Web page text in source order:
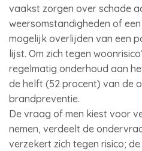
vaakst zorgen over schade
weersomstandigheden of
mogelijk overlijden van een
lijst. Om zich tegen
regelmatig onderhoud aan
de helft (52 procent) van de
brandpreventie.
De vraag of men kiest voor
nemen, verdeelt de
verzekert zich tegen risico;